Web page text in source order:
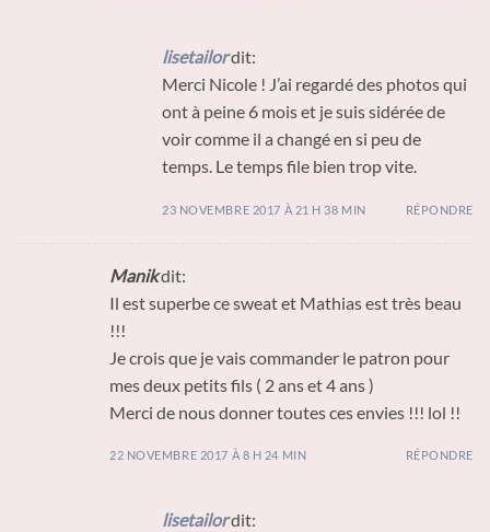
lisetailordit:
Merci Nicole ! J’ai regardé des photos qui
ont à peine 6 mois et je suis sidérée de
voir comme il a changé en si peu de
temps. Le temps file bien trop vite.
23 NOVEMBRE 2017 À 21 H 38 MIN RÉPONDRE
Manikdit:
Il est superbe ce sweat et Mathias est très beau
!!!
Je crois que je vais commander le patron pour
mes deux petits fils ( 2 ans et 4 ans )
Merci de nous donner toutes ces envies !!! lol !!
22 NOVEMBRE 2017 À 8 H 24 MIN RÉPONDRE
lisetailordit: